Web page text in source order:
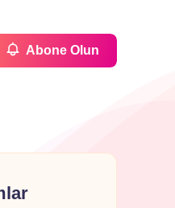
Abone Olun